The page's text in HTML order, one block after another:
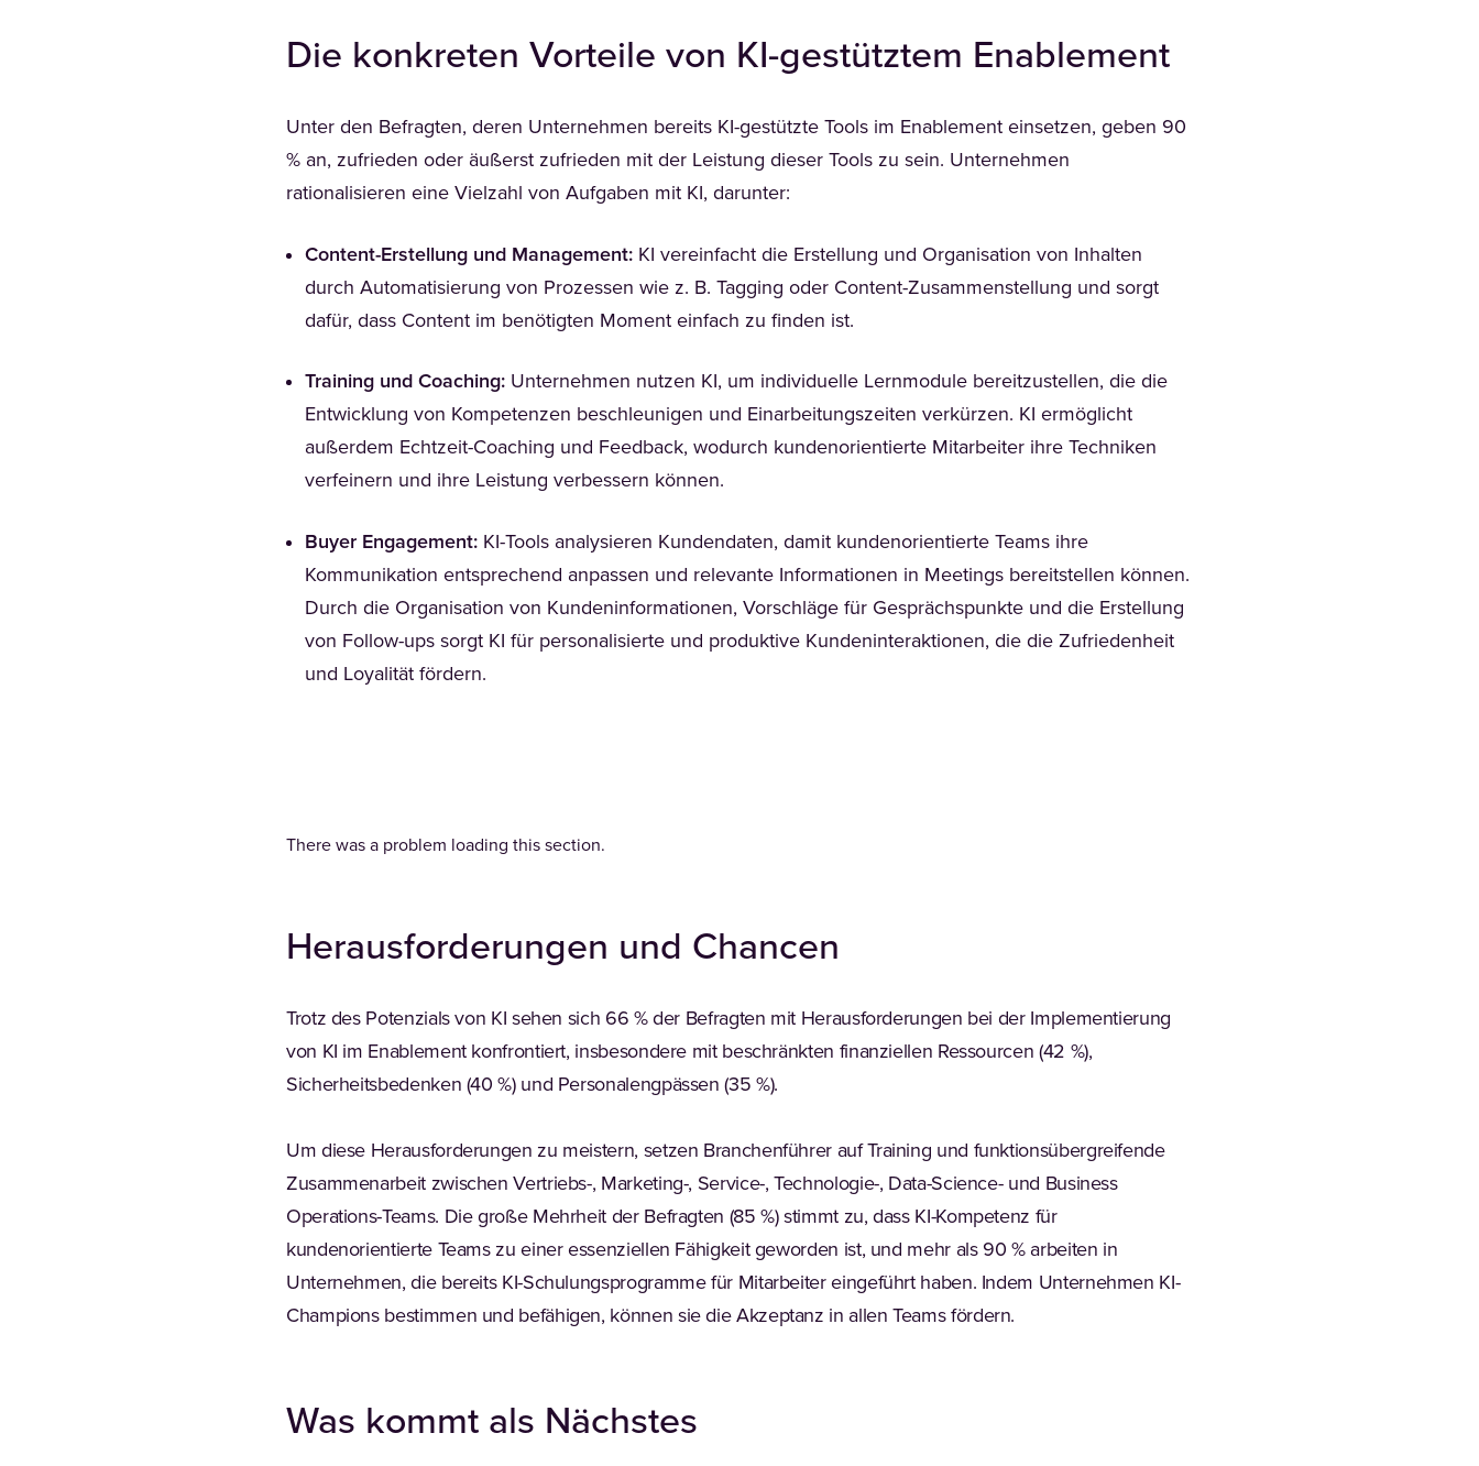
Die konkreten Vorteile von KI-gestütztem Enablement
Unter den Befragten, deren Unternehmen bereits KI-gestützte Tools im Enablement einsetzen, geben 90
% an, zufrieden oder äußerst zufrieden mit der Leistung dieser Tools zu sein. Unternehmen
rationalisieren eine Vielzahl von Aufgaben mit KI, darunter:
Content-Erstellung und Management: KI vereinfacht die Erstellung und Organisation von Inhalten
durch Automatisierung von Prozessen wie z. B. Tagging oder Content-Zusammenstellung und sorgt
dafür, dass Content im benötigten Moment einfach zu finden ist.
Training und Coaching: Unternehmen nutzen KI, um individuelle Lernmodule bereitzustellen, die die
Entwicklung von Kompetenzen beschleunigen und Einarbeitungszeiten verkürzen. KI ermöglicht
außerdem Echtzeit-Coaching und Feedback, wodurch kundenorientierte Mitarbeiter ihre Techniken
verfeinern und ihre Leistung verbessern können.
Buyer Engagement: KI-Tools analysieren Kundendaten, damit kundenorientierte Teams ihre
Kommunikation entsprechend anpassen und relevante Informationen in Meetings bereitstellen können.
Durch die Organisation von Kundeninformationen, Vorschläge für Gesprächspunkte und die Erstellung
von Follow-ups sorgt KI für personalisierte und produktive Kundeninteraktionen, die die Zufriedenheit
und Loyalität fördern.
There was a problem loading this section.
Herausforderungen und Chancen
Trotz des Potenzials von KI sehen sich 66 % der Befragten mit Herausforderungen bei der Implementierung
von KI im Enablement konfrontiert, insbesondere mit beschränkten finanziellen Ressourcen (42 %),
Sicherheitsbedenken (40 %) und Personalengpässen (35 %).
Um diese Herausforderungen zu meistern, setzen Branchenführer auf Training und funktionsübergreifende
Zusammenarbeit zwischen Vertriebs-, Marketing-, Service-, Technologie-, Data-Science- und Business
Operations-Teams. Die große Mehrheit der Befragten (85 %) stimmt zu, dass KI-Kompetenz für
kundenorientierte Teams zu einer essenziellen Fähigkeit geworden ist, und mehr als 90 % arbeiten in
Unternehmen, die bereits KI-Schulungsprogramme für Mitarbeiter eingeführt haben. Indem Unternehmen KI-
Champions bestimmen und befähigen, können sie die Akzeptanz in allen Teams fördern.
Was kommt als Nächstes